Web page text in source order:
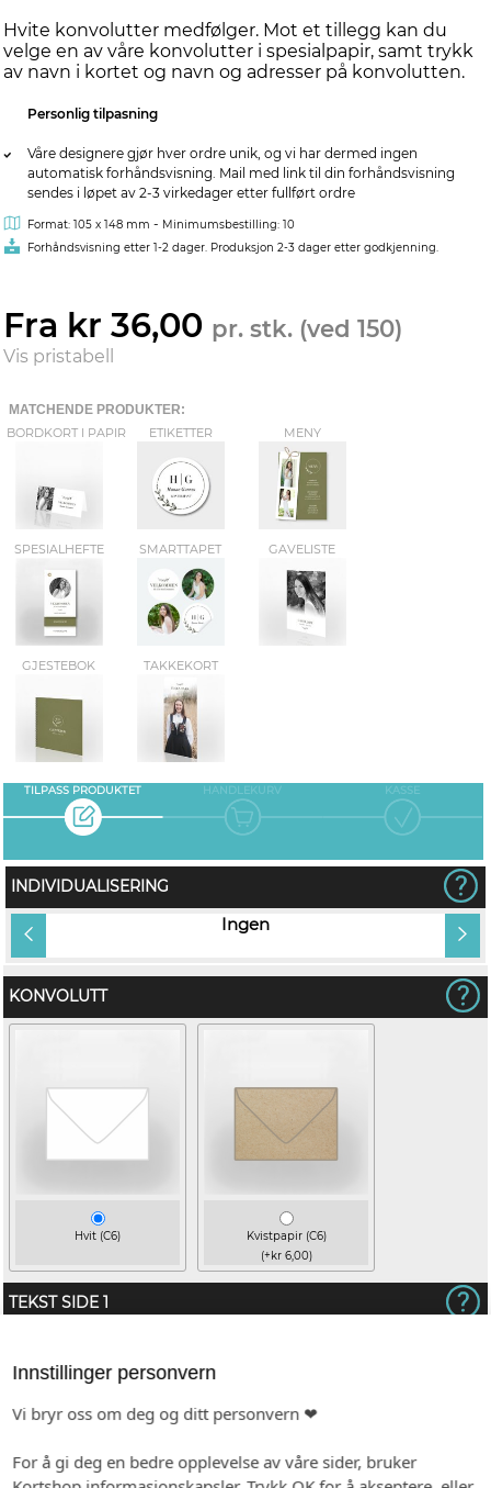
Hvite konvolutter medfølger. Mot et tillegg kan du
velge en av våre konvolutter i spesialpapir, samt trykk
av navn i kortet og navn og adresser på konvolutten.
Personlig tilpasning
Våre designere gjør hver ordre unik, og vi har dermed ingen
automatisk forhåndsvisning. Mail med link til din forhåndsvisning
sendes i løpet av 2-3 virkedager etter fullført ordre
Format: 105 x 148 mm - Minimumsbestilling: 10
Forhåndsvisning etter 1-2 dager. Produksjon 2-3 dager etter godkjenning.
Fra kr 36,00 pr. stk. (ved 150)
Vis pristabell
MATCHENDE PRODUKTER:
BORDKORT I PAPIR
ETIKETTER MENY
SPESIALHEFTE SMARTTAPET GAVELISTE
GJESTEBOK TAKKEKORT
TILPASS PRODUKTET HANDLEKURV KASSE
INDIVIDUALISERING
Ingen
KONVOLUTT
Hvit (C6)
Kvistpapir (C6)
(+kr 6,00)
TEKST SIDE 1
Innstillinger personvern
Vi bryr oss om deg og ditt personvern ❤
For å gi deg en bedre opplevelse av våre sider, bruker